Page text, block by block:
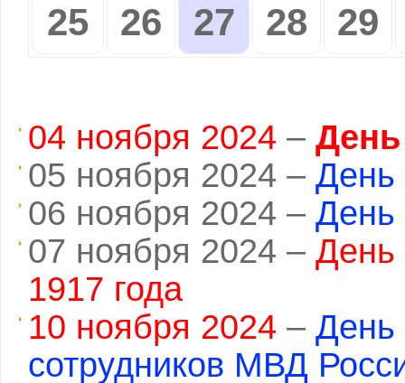
25
26 27 28 29
04 ноября 2024 – День
05 ноября 2024 – День
06 ноября 2024 – День
07 ноября 2024 – День
1917 года
10 ноября 2024 –
сотрудников МВД